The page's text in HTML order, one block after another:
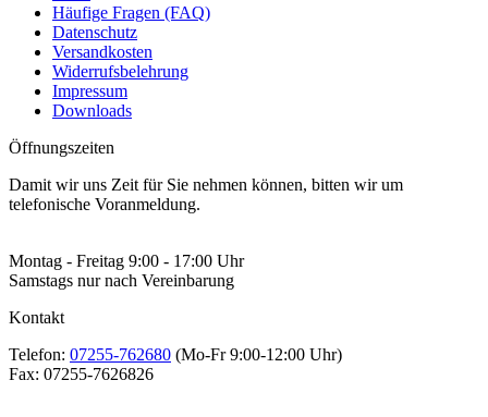
Häufige Fragen (FAQ)
Datenschutz
Versandkosten
Widerrufsbelehrung
Impressum
Downloads
Öffnungszeiten
Damit wir uns Zeit für Sie nehmen können, bitten wir um
telefonische Voranmeldung.
Montag - Freitag 9:00 - 17:00 Uhr
Samstags nur nach Vereinbarung
Kontakt
Telefon: 07255-762680 (Mo-Fr 9:00-12:00 Uhr)
Fax: 07255-7626826